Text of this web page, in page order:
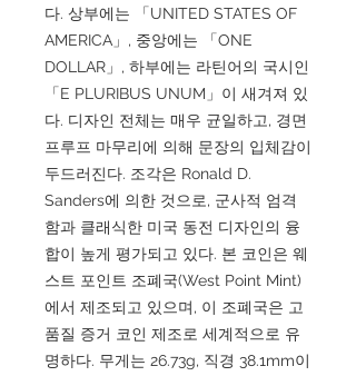
다. 상부에는 「UNITED STATES OF
AMERICA」, 중앙에는 「ONE
DOLLAR」, 하부에는 라틴어의 국시인
「E PLURIBUS UNUM」이 새겨져 있
다. 디자인 전체는 매우 균일하고, 경면
프루프 마무리에 의해 문장의 입체감이
두드러진다. 조각은 Ronald D.
Sanders에 의한 것으로, 군사적 엄격
함과 클래식한 미국 동전 디자인의 융
합이 높게 평가되고 있다. 본 코인은 웨
스트 포인트 조폐국(West Point Mint)
에서 제조되고 있으며, 이 조폐국은 고
품질 증거 코인 제조로 세계적으로 유
명하다. 무게는 26.73g, 직경 38.1mm이